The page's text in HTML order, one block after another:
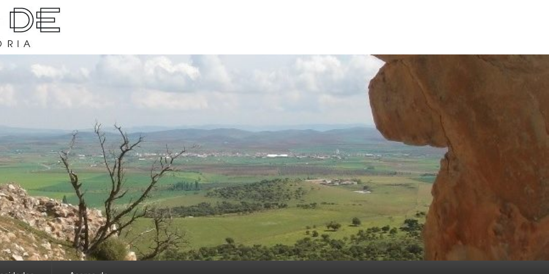
y su historia